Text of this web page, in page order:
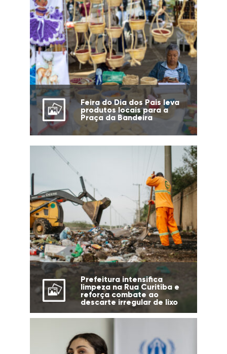
Feira do Dia dos Pais leva
produtos locais para a
Praça da Bandeira
Prefeitura intensifica
limpeza na Rua Curitiba e
reforça combate ao
descarte irregular de lixo